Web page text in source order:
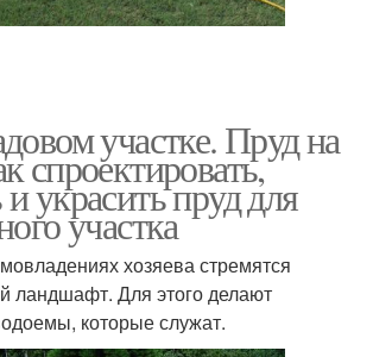
участке. Пруд на
спроектировать,
украсить пруд для
участка
хозяева стремятся
ландшафт. Для этого делают
которые служат.